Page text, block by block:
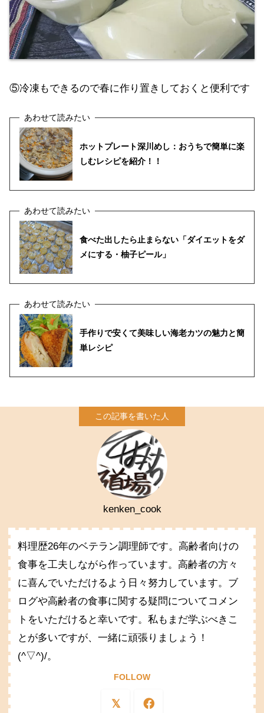
⑤冷凍もできるので春に作り置きしておくと便利です
ホットプレート深川めし：おうちで簡単に楽
しむレシピを紹介！！
食べた出したら止まらない「ダイエットをダ
メにする・柚子ピール」
手作りで安くて美味しい海老カツの魅力と簡
単レシピ
kenken_cook
料理歴26年のベテラン調理師です。高齢者向けの
食事を工夫しながら作っています。高齢者の方々
に喜んでいただけるよう日々努力しています。ブ
ログや高齢者の食事に関する疑問についてコメン
トをいただけると幸いです。私もまだ学ぶべきこ
とが多いですが、一緒に頑張りましょう！
(^▽^)/。
FOLLOW